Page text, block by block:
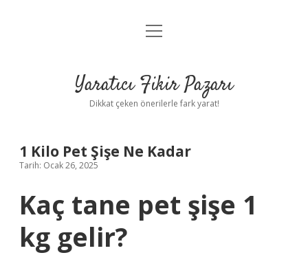
Anasayfa
Yasal Uyarı
menüyü
Yaratıcı Fikir Pazarı
Dikkat çeken önerilerle fark yarat!
1 Kilo Pet Şişe Ne Kadar
Tarih: Ocak 26, 2025
Kaç tane pet şişe 1
kg gelir?